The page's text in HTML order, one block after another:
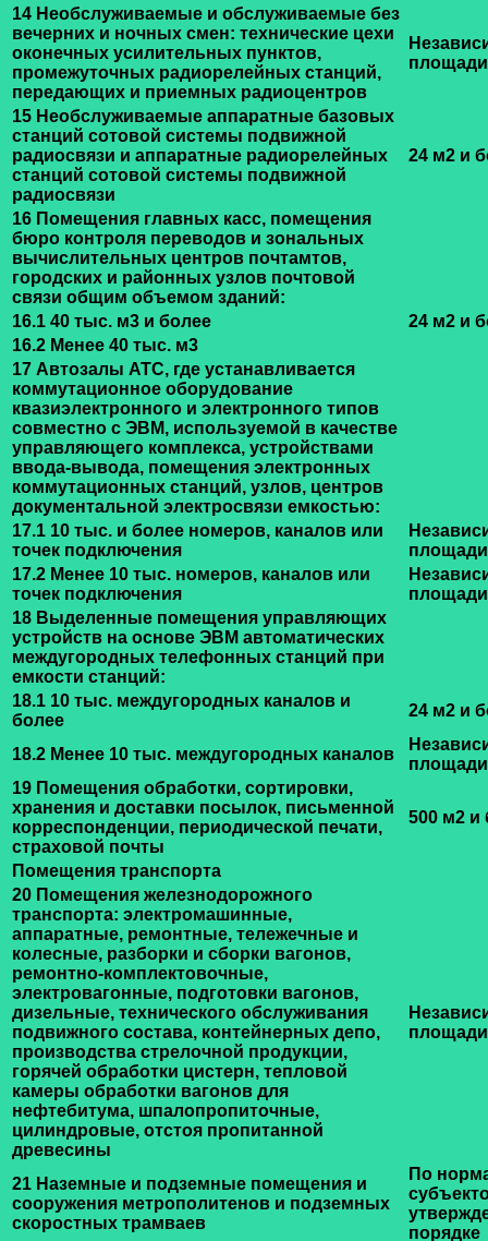
14 Необслуживаемые и обслуживаемые без
вечерних и ночных смен: технические цехи
оконечных усилительных пунктов,
промежуточных радиорелейных станций,
передающих и приемных радиоцентров
площади
15 Необслуживаемые аппаратные базовых
станций сотовой системы подвижной
радиосвязи и аппаратные радиорелейных
станций сотовой системы подвижной
радиосвязи
24 м2 и
16 Помещения главных касс, помещения
бюро контроля переводов и зональных
вычислительных центров почтамтов,
городских и районных узлов почтовой
связи общим объемом зданий:
16.1 40 тыс. м3 и более
24 м2 и
16.2 Менее 40 тыс. м3
17 Автозалы АТС, где устанавливается
коммутационное оборудование
квазиэлектронного и электронного типов
совместно с ЭВМ, используемой в качестве
управляющего комплекса, устройствами
ввода-вывода, помещения электронных
коммутационных станций, узлов, центров
документальной электросвязи емкостью:
17.1 10 тыс. и более номеров, каналов или
точек подключения
площади
17.2 Менее 10 тыс. номеров, каналов или
точек подключения
площади
18 Выделенные помещения управляющих
устройств на основе ЭВМ автоматических
междугородных телефонных станций при
емкости станций:
18.1 10 тыс. междугородных каналов и
более
24 м2 и
18.2 Менее 10 тыс. междугородных каналов
площади
19 Помещения обработки, сортировки,
хранения и доставки посылок, письменной
корреспонденции, периодической печати,
страховой почты
500 м2 и
Помещения транспорта
20 Помещения железнодорожного
транспорта: электромашинные,
аппаратные, ремонтные, тележечные и
колесные, разборки и сборки вагонов,
ремонтно-комплектовочные,
электровагонные, подготовки вагонов,
дизельные, технического обслуживания
подвижного состава, контейнерных депо,
производства стрелочной продукции,
горячей обработки цистерн, тепловой
камеры обработки вагонов для
нефтебитума, шпалопропиточные,
цилиндровые, отстоя пропитанной
древесины
площади
21 Наземные и подземные помещения и
сооружения метрополитенов и подземных
скоростных трамваев
По
порядке